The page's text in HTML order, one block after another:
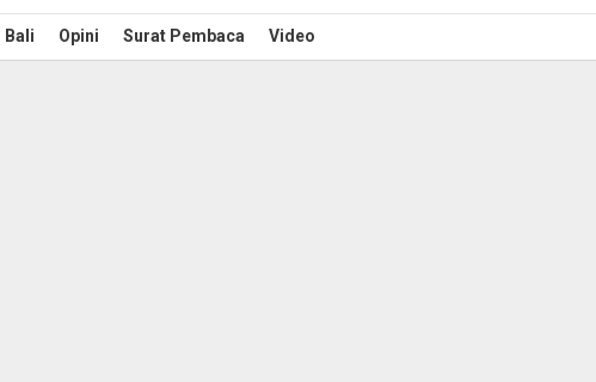
Bali Opini Surat Pembaca Video